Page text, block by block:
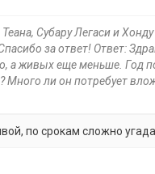
Субару Легаси и
за ответ! Ответ:
а живых еще меньше. Год
Много ли он потребует
по срокам сложно